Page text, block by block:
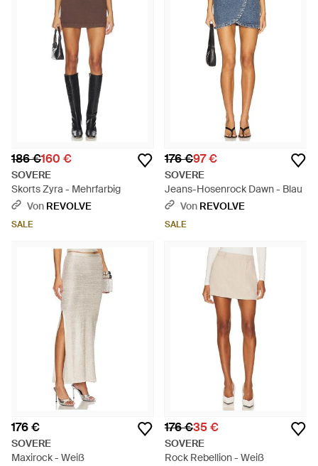
186 €160 €
SOVERE
Skorts Zyra - Mehrfarbig
Von REVOLVE
SALE
176 €97 €
SOVERE
Jeans-Hosenrock Dawn - Blau
Von REVOLVE
SALE
176 €
SOVERE
Maxirock - Weiß
176 €35 €
SOVERE
Rock Rebellion - Weiß